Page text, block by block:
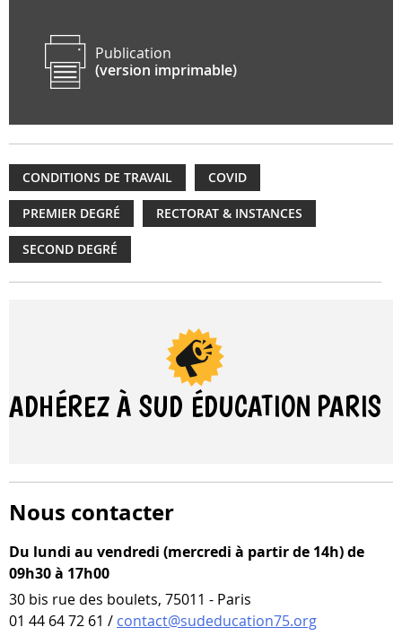
Publication
(version imprimable)
CONDITIONS DE TRAVAIL COVID
PREMIER DEGRÉ RECTORAT & INSTANCES
SECOND DEGRÉ
ADHÉREZ À SUD ÉDUCATION PARIS
Nous contacter
Du lundi au vendredi (mercredi à partir de 14h) de
09h30 à 17h00
30 bis rue des boulets, 75011 - Paris
01 44 64 72 61 / contact@sudeducation75.org